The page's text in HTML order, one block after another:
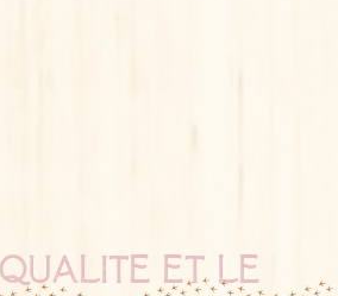
qualité et le